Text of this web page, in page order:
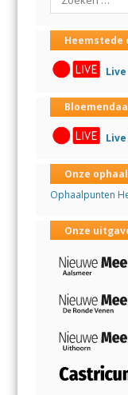
Heemstede
Live
Live
Onze
Ophaalpunten
Onze